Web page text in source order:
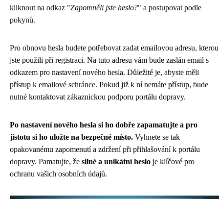
kliknout na odkaz "Zapomněli jste heslo?" a postupovat podle
pokynů.
Pro obnovu hesla budete potřebovat zadat emailovou adresu, kterou
jste použili při registraci. Na tuto adresu vám bude zaslán email s
odkazem pro nastavení nového hesla. Důležité je, abyste měli
přístup k emailové schránce. Pokud již k ní nemáte přístup, bude
nutné kontaktovat zákaznickou podporu portálu dopravy.
Po nastavení nového hesla si ho dobře zapamatujte a pro
jistotu si ho uložte na bezpečné místo. Vyhnete se tak
opakovanému zapomenutí a zdržení při přihlašování k portálu
dopravy. Pamatujte, že silné a unikátní heslo je klíčové pro
ochranu vašich osobních údajů.